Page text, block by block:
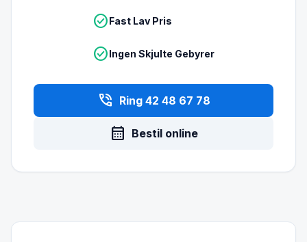
check_circleFast Lav Pris
check_circleIngen Skjulte Gebyrer
phone_in_talk Ring 42 48 67 78
calendar_month Bestil online